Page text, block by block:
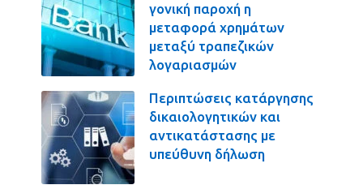
γονική παροχή η
μεταφορά χρημάτων
μεταξύ τραπεζικών
λογαριασμών
Περιπτώσεις κατάργησης
δικαιολογητικών και
αντικατάστασης με
υπεύθυνη δήλωση